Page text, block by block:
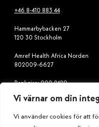
Vi värnar om din
Vi använder cookies för att
+46 8-410 883 44
Hammarbybacken 27
120 30 Stockholm
Amref Health Africa Norden
802009-6627
Bankgiro: 900-2429
Swish: 900 24 29